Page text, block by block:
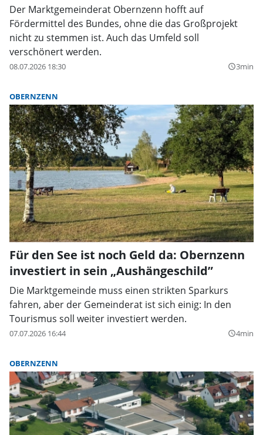
Der Marktgemeinderat Obernzenn hofft auf
Fördermittel des Bundes, ohne die das Großprojekt
nicht zu stemmen ist. Auch das Umfeld soll
verschönert werden.
08.07.2026 18:30 query_builder3min
OBERNZENN
Für den See ist noch Geld da: Obernzenn
investiert in sein „Aushängeschild”
Die Marktgemeinde muss einen strikten Sparkurs
fahren, aber der Gemeinderat ist sich einig: In den
Tourismus soll weiter investiert werden.
07.07.2026 16:44 query_builder4min
OBERNZENN